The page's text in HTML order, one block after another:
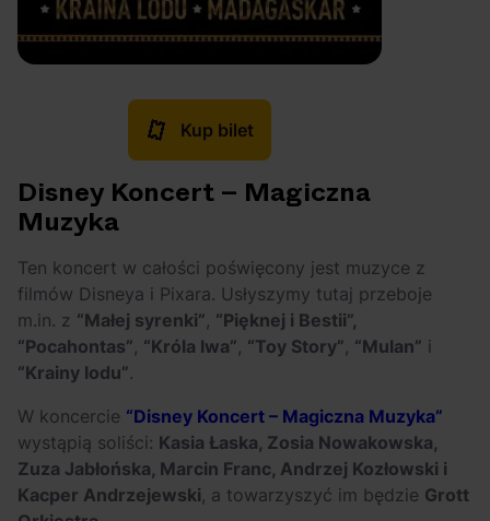
Kup bilet
Disney Koncert – Magiczna
Muzyka
Ten koncert w całości poświęcony jest muzyce z
filmów Disneya i Pixara. Usłyszymy tutaj przeboje
m.in. z “Małej syrenki” “Pięknej i Bestii”,
“Pocahontas” “Króla lwa” “Toy Story” “Mulan” i
“Krainy lodu”.
W koncercie “Disney Koncert – Magiczna Muzyka”
wystąpią soliści: Kasia Łaska, Zosia Nowakowska,
Zuza Jabłońska, Marcin Franc, Andrzej Kozłowski i
Kacper Andrzejewski , a towarzyszyć im będzie Grott